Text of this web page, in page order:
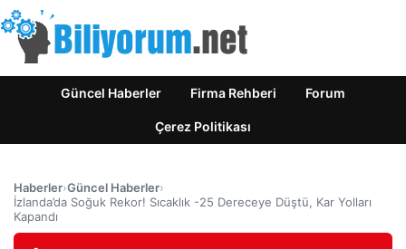
Güncel Haberler Firma Rehberi Forum
Çerez Politikası
Haberler›Güncel Haberler›
İzlanda’da Soğuk Rekor! Sıcaklık -25 Dereceye Düştü, Kar Yolları
Kapandı